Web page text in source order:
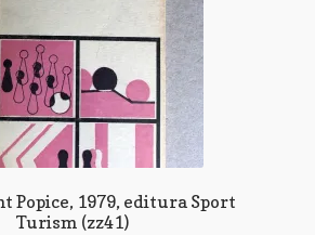
Popice, 1979, editura Sport
Turism (zz41)